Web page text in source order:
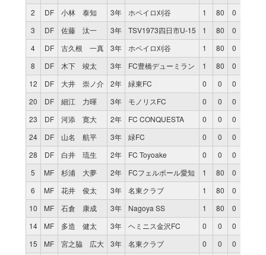
2
DF 小林 泰知 3年 ホペイロ刈谷 1 80
0
3
DF 佐藤 汰一 3年 TSV1973四日市U-15 1 80
0
4
DF 古久根 一真 3年 ホペイロ刈谷 1 80
0
8
DF 木下 竣太 3年 FC豊橋デューミラン 1 80
0
12
DF 大井 崇ノ介 2年 緑東FC 0 0
0
20
DF 細江 力暉 3年 モノリスFC 0 0
0
23
DF 河添 寛大 2年 FC CONQUESTA 0 0
0
24
DF 山名 航平 3年 緑FC 0 0
0
28
DF 白井 琉生 2年 FC Toyoake 0 0
0
5
MF 杉浦 大夢 2年 FCフェルボール愛知 1 80
0
6
MF 花井 俊太 3年 名東クラブ 1 80
0
10
MF 石倉 康成 3年 Nagoya SS 1 80
0
14
MF 多造 健太 3年 ヘミニス金沢FC 0 0
0
15
MF 宮之脇 広大 3年 名東クラブ 0 0
0